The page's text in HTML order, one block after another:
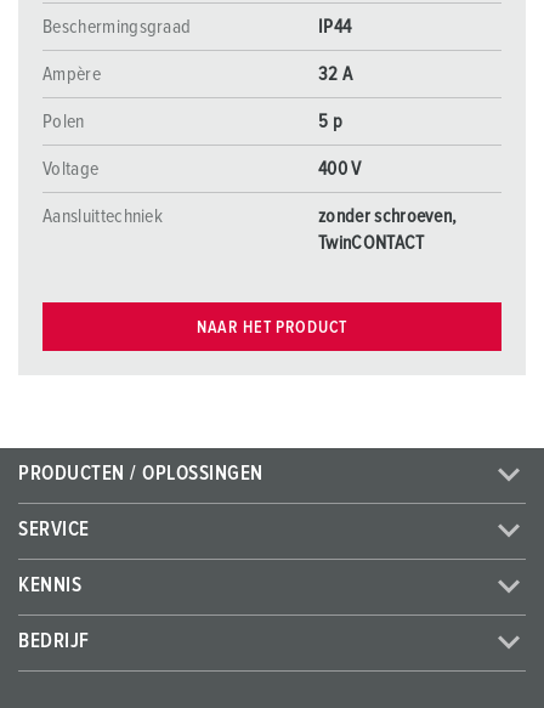
Beschermingsgraad
IP44
Ampère 32 A
Polen 5 p
Voltage 400 V
Aansluittechniek
zonder schroeven,
TwinCONTACT
NAAR HET PRODUCT
PRODUCTEN / OPLOSSINGEN
SERVICE
KENNIS
BEDRIJF